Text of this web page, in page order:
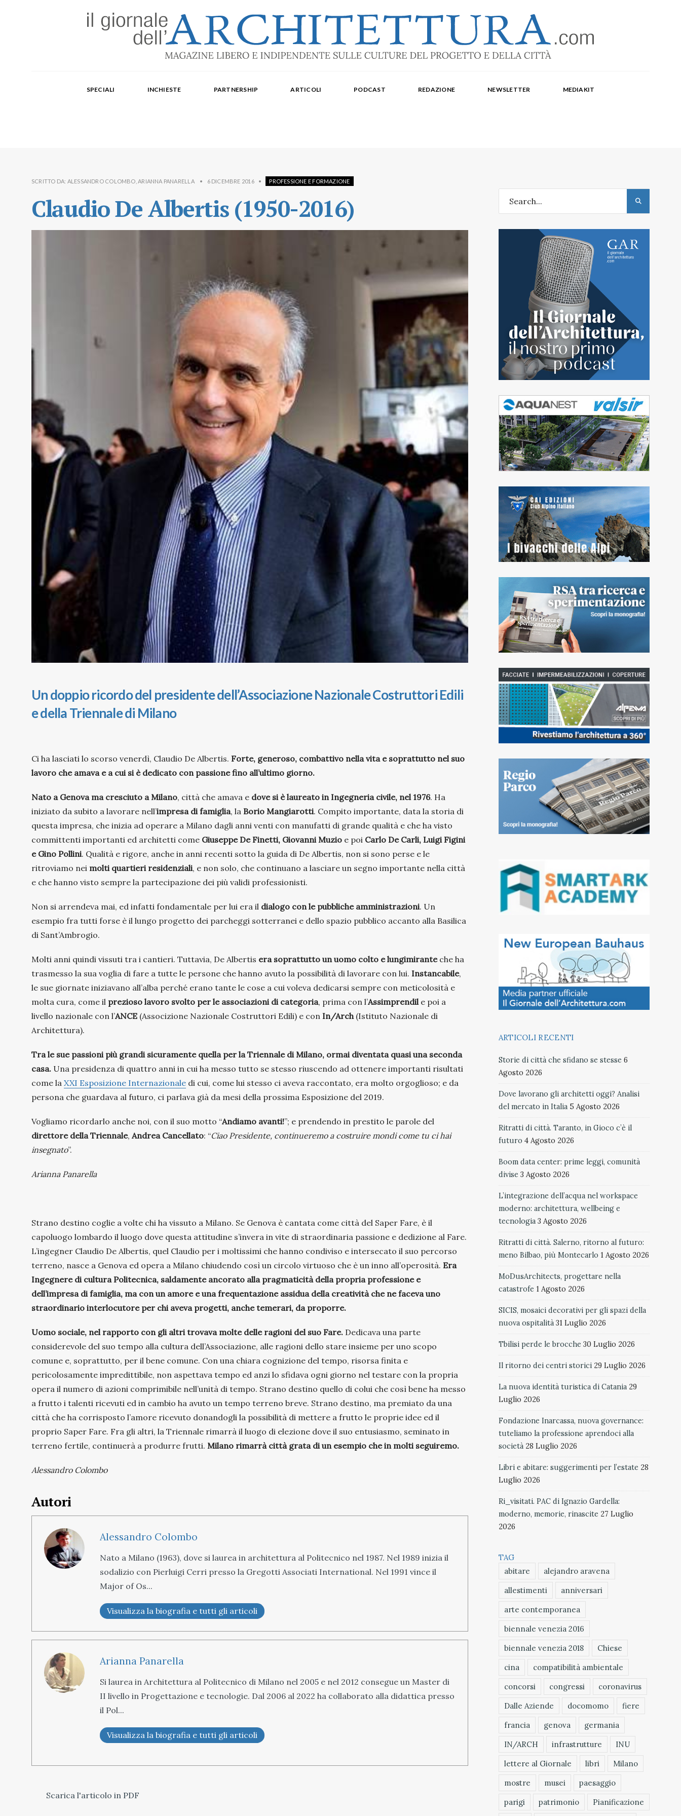
Paola Repellino, Veronica Rodenigo, Cecilia Rosa, Ubaldo Spina. Editore Delegato per The Architectural Post: Luca Gibello.
SPECIALI INCHIESTE PARTNERSHIP ARTICOLI PODCAST REDAZIONE NEWSLETTER MEDIAKIT
SCRITTO DA: ALESSANDRO COLOMBO ,ARIANNA PANARELLA • 6 DICEMBRE 2016 • PROFESSIONE E FORMAZIONE
Claudio De Albertis (1950-2016)
Un doppio ricordo del presidente dell’Associazione Nazionale Costruttori Edili
e della Triennale di Milano
Ci ha lasciati lo scorso venerdì, Claudio De Albertis. Forte, generoso, combattivo nella vita e soprattutto nel suo
lavoro che amava e a cui si è dedicato con passione fino all’ultimo giorno.
Nato a Genova ma cresciuto a Milano, città che amava e dove si è laureato in Ingegneria civile, nel 1976. Ha
iniziato da subito a lavorare nell’impresa di famiglia, la Borio Mangiarotti. Compito importante, data la storia di
questa impresa, che inizia ad operare a Milano dagli anni venti con manufatti di grande qualità e che ha visto
committenti importanti ed architetti come Giuseppe De Finetti, Giovanni Muzio e poi Carlo De Carli, Luigi Figini
e Gino Pollini. Qualità e rigore, anche in anni recenti sotto la guida di De Albertis, non si sono perse e le
ritroviamo nei molti quartieri residenziali, e non solo, che continuano a lasciare un segno importante nella città
e che hanno visto sempre la partecipazione dei più validi professionisti.
Non si arrendeva mai, ed infatti fondamentale per lui era il dialogo con le pubbliche amministrazioni. Un
esempio fra tutti forse è il lungo progetto dei parcheggi sotterranei e dello spazio pubblico accanto alla Basilica
di Sant’Ambrogio.
Molti anni quindi vissuti tra i cantieri. Tuttavia, De Albertis era soprattutto un uomo colto e lungimiranteche ha
trasmesso la sua voglia di fare a tutte le persone che hanno avuto la possibilità di lavorare con lui. Instancabile,
le sue giornate iniziavano all’alba perché erano tante le cose a cui voleva dedicarsi sempre con meticolosità e
molta cura, come il prezioso lavoro svolto per le associazioni di categoria, prima con l’Assimprendile poi a
livello nazionale con l’ANCE (Associzione Nazionale Costruttori Edili) e con In/Arch(Istituto Nazionale di
Architettura).
Tra le sue passioni più grandi sicuramente quella per la Triennale di Milano, ormai diventata quasi una seconda
casa. Una presidenza di quattro anni in cui ha messo tutto se stesso riuscendo ad ottenere importanti risultati
come la XXI Esposizione Internazionale di cui, come lui stesso ci aveva raccontato, era molto orgoglioso; e da
persona che guardava al futuro, ci parlava già da mesi della prossima Esposizione del 2019.
Vogliamo ricordarlo anche noi, con il suo motto “Andiamo avanti!”; e prendendo in prestito le parole del
direttore della Triennale, Andrea Cancellato: “Ciao Presidente, continueremo a costruire mondi come tu ci hai
insegnato”.
Arianna Panarella
Strano destino coglie a volte chi ha vissuto a Milano. Se Genova è cantata come città del Saper Fare, è il
capoluogo lombardo il luogo dove questa attitudine s’invera in vite di straordinaria passione e dedizione al Fare.
L’ingegner Claudio De Albertis, quel Claudio per i moltissimi che hanno condiviso e intersecato il suo percorso
terreno, nasce a Genova ed opera a Milano chiudendo così un circolo virtuoso che è un inno all’operosità. Era
Ingegnere di cultura Politecnica, saldamente ancorato alla pragmaticità della propria professione e
dell’impresa di famiglia, ma con un amore e una frequentazione assidua della creatività che ne faceva uno
straordinario interlocutore per chi aveva progetti, anche temerari, da proporre.
Uomo sociale, nel rapporto con gli altri trovava molte delle ragioni del suo Fare. Dedicava una parte
considerevole del suo tempo alla cultura dell’Associazione, alle ragioni dello stare insieme per uno scopo
comune e, soprattutto, per il bene comune. Con una chiara cognizione del tempo, risorsa finita e
pericolosamente impredittibile, non aspettava tempo ed anzi lo sfidava ogni giorno nel testare con la propria
opera il numero di azioni comprimibile nell’unità di tempo. Strano destino quello di colui che così bene ha messo
a frutto i talenti ricevuti ed in cambio ha avuto un tempo terreno breve. Strano destino, ma premiato da una
città che ha corrisposto l’amore ricevuto donandogli la possibilità di mettere a frutto le proprie idee ed il
proprio Saper Fare. Fra gli altri, la Triennale rimarrà il luogo di elezione dove il suo entusiasmo, seminato in
terreno fertile, continuerà a produrre frutti. Milano rimarrà città grata di un esempio che in molti seguiremo.
Alessandro Colombo
Autori
Alessandro Colombo
Nato a Milano (1963), dove si laurea in architettura al Politecnico nel 1987. Nel 1989 inizia il
sodalizio con Pierluigi Cerri presso la Gregotti Associati International. Nel 1991 vince il
Major of Os...
Visualizza la biografia e tutti gli articoli
Arianna Panarella
Si laurea in Architettura al Politecnico di Milano nel 2005 e nel 2012 consegue un Master di
II livello in Progettazione e tecnologie. Dal 2006 al 2022 ha collaborato alla didattica presso
il Pol...
Visualizza la biografia e tutti gli articoli
Scarica l'articolo in PDF
ARTICOLI RECENTI
Storie di città che sfidano se stesse 6
Agosto 2026
Dove lavorano gli architetti oggi? Analisi
del mercato in Italia 5 Agosto 2026
Ritratti di città. Taranto, in Gioco c’è il
futuro 4 Agosto 2026
Boom data center: prime leggi, comunità
divise 3 Agosto 2026
L’integrazione dell’acqua nel workspace
moderno: architettura, wellbeing e
tecnologia 3 Agosto 2026
Ritratti di città. Salerno, ritorno al futuro:
meno Bilbao, più Montecarlo 1 Agosto 2026
MoDusArchitects, progettare nella
catastrofe 1 Agosto 2026
SICIS, mosaici decorativi per gli spazi della
nuova ospitalità 31 Luglio 2026
Tbilisi perde le brocche 30 Luglio 2026
Il ritorno dei centri storici 29 Luglio 2026
La nuova identità turistica di Catania 29
Luglio 2026
Fondazione Inarcassa, nuova governance:
tuteliamo la professione aprendoci alla
società 28 Luglio 2026
Libri e abitare: suggerimenti per l’estate 28
Luglio 2026
Ri_visitati. PAC di Ignazio Gardella:
moderno, memorie, rinascite 27 Luglio
2026
TAG
abitare
alejandro aravena
allestimenti
anniversari
arte contemporanea
biennale venezia 2016
biennale venezia 2018
Chiese
cina
compatibilità ambientale
concorsi
congressi
coronavirus
Dalle Aziende
docomomo
fiere
francia
genova
germania
IN/ARCH
infrastrutture
INU
lettere al Giornale
libri
Milano
mostre
musei
paesaggio
parigi
patrimonio Pianificazione